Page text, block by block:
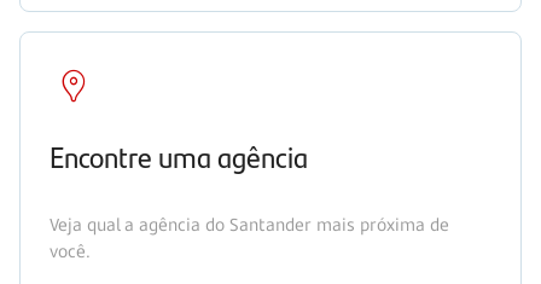
Encontre uma agência
Veja qual a agência do Santander mais próxima de
você.